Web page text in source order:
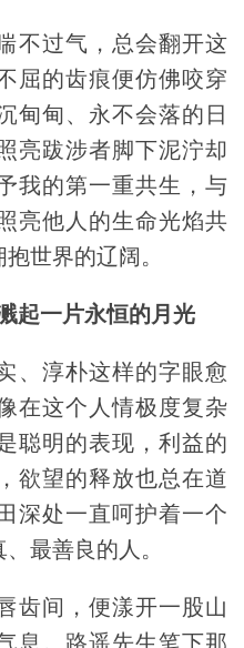
不过气，总会翻开这
屈的齿痕便仿佛咬穿
甸甸、永不会落的日
亮跋涉者脚下泥泞却
我的第一重共生，与
亮他人的生命光焰共
世界的辽阔。
起一片永恒的月光
、淳朴这样的字眼愈
在这个人情极度复杂
聪明的表现，利益的
欲望的释放也总在道
深处一直呵护着一个
最善良的人。
齿间，便漾开一股山
息。路遥先生笔下那